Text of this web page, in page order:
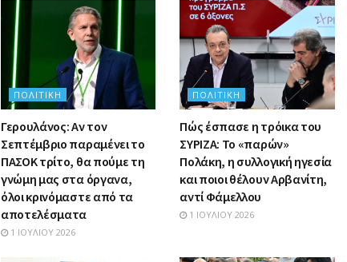
ΠΟΛΙΤΙΚΉ
Γερουλάνος: Αν τον
Σεπτέμβριο παραμένει το
ΠΑΣΟΚ τρίτο, θα πούμε τη
γνώμη μας στα όργανα,
όλοι κρινόμαστε από τα
αποτελέσματα
1 ΙΟΥΛΊΟΥ 2026
ΠΟΛΙΤΙΚΉ
Πώς έσπασε η τρόικα του
ΣΥΡΙΖΑ: Το «παρών»
Πολάκη, η συλλογική ηγεσία
και ποιοι θέλουν Αρβανίτη,
αντί Φάμελλου
1 ΙΟΥΛΊΟΥ 2026